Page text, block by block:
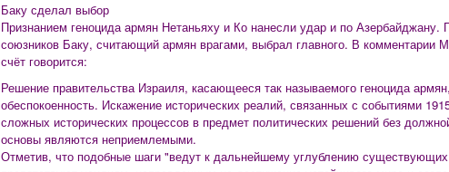
Баку сделал выбор
Признанием геноцида армян Нетаньяху и Ко нанесли удар и по Азербайджану.
союзников Баку, считающий армян врагами, выбрал главного. В комментарии
счёт говорится:
Решение правительства Израиля, касающееся так называемого геноцида
обеспокоенность. Искажение исторических реалий, связанных с событиями
сложных исторических процессов в предмет политических решений без
основы являются неприемлемыми.
Отметив, что подобные шаги "ведут к дальнейшему углублению существующих